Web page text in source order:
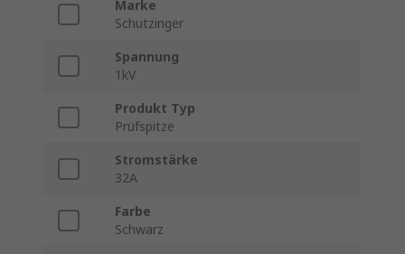
Marke
Schutzinger
Spannung
1kV
Produkt Typ
Prüfspitze
Stromstärke
32A
Farbe
Schwarz